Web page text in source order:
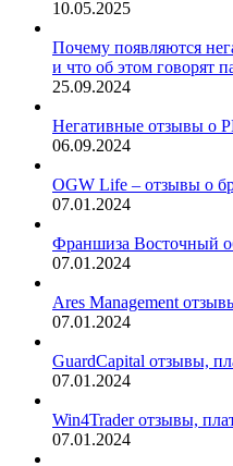
10.05.2025
Почему появляются
и что об этом говорят
25.09.2024
Негативные отзывы о
06.09.2024
OGW Life – отзывы о
07.01.2024
Франшиза Восточный
07.01.2024
Ares Management
07.01.2024
GuardCapital отзывы,
07.01.2024
Win4Trader отзывы,
07.01.2024